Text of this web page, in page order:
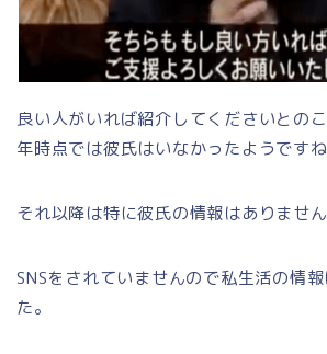
良い人がいれば紹介してくださいとの
年時点では彼氏はいなかったようですね
それ以降は特に彼氏の情報はありません
SNSをされていませんので私生活の情
た。